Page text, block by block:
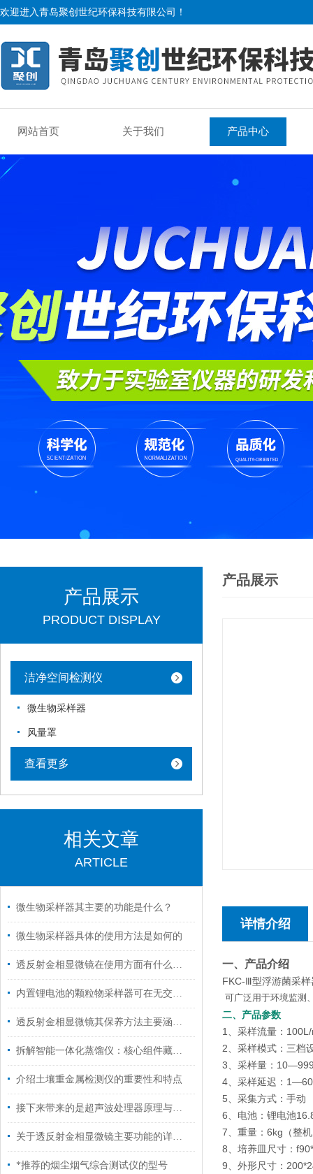
欢迎进入青岛聚创世纪环保科技有限公司！
网站首页 关于我们 产品中心
产品展示
PRODUCT DISPLAY
洁净空间检测仪
微生物采样器
风量罩
查看更多
相关文章
ARTICLE
微生物采样器其主要的功能是什么？
微生物采样器具体的使用方法是如何的
透反射金相显微镜在使用方面有什么小技巧吗？
内置锂电池的颗粒物采样器可在无交流电情况下正常使用
透反射金相显微镜其保养方法主要涵盖以下几个方面
拆解智能一体化蒸馏仪：核心组件藏着哪些“高效密码”？
介绍土壤重金属检测仪的重要性和特点
接下来带来的是超声波处理器原理与特点
关于透反射金相显微镜主要功能的详细分析
*推荐的烟尘烟气综合测试仪的型号
产品展示
详情介绍
一、产品介绍
FKC-Ⅲ型浮游菌采
可广泛用于环境监测
二、产品参数
1、采样流量：
2、采样模式：三档
3、采样量：
4、采样延迟：
5、采集方式：手动
6、电池：锂电池
7、重量：6kg（整
8、培养皿尺寸：
9、外形尺寸：